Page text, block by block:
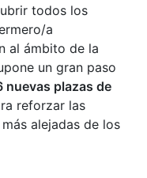
todos los
a
al ámbito de la
un gran paso
nuevas plazas de
reforzar las
alejadas de los